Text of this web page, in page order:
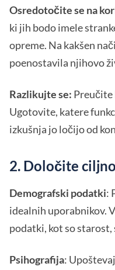
Osredotočite se na
ki jih bodo imele
opreme. Na kakšen
poenostavila njihovo
Razlikujte se: Preučite
Ugotovite, katere
izkušnja jo ločijo od
2. Določite
Demografski podatki:
idealnih uporabnikov.
podatki, kot so starost,
Psihografija: